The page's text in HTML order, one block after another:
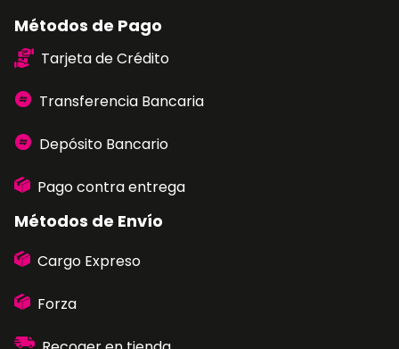
Métodos de Pago
Tarjeta de Crédito
Transferencia Bancaria
Depósito Bancario
Pago contra entrega
Métodos de Envío
Cargo Expreso
Forza